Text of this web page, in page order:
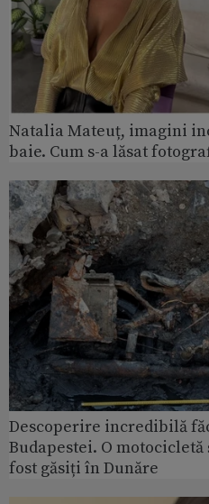
Natalia Mateuț, imagini
baie. Cum s-a lăsat
Descoperire incredibilă
Budapestei. O
fost găsiți în Dunăre